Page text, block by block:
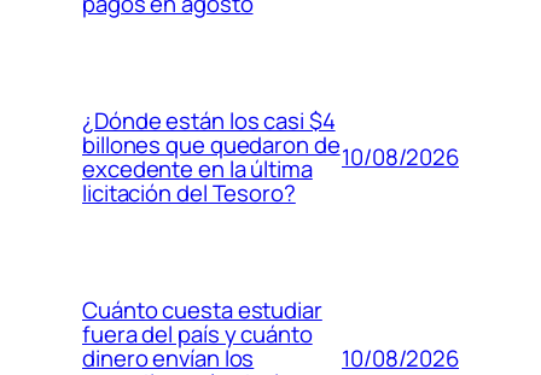
¿Dónde están los casi $4
billones que quedaron de
excedente en la última
licitación del Tesoro?
10/08/2026
Cuánto cuesta estudiar
fuera del país y cuánto
dinero envían los 10/08/2026